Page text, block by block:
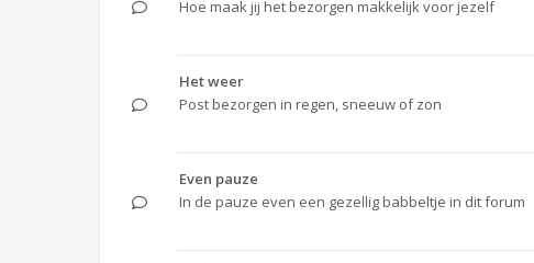
Hoe maak jij het bezorgen makkelijk voor jezelf
Het weer
Post bezorgen in regen, sneeuw of zon
Even pauze
In de pauze even een gezellig babbeltje in dit forum